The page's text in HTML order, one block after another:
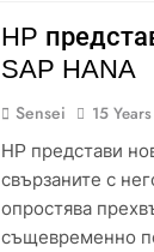
HP
SAP HANA
Sensei 15
HP представи
свързаните с
опростява
същевременно